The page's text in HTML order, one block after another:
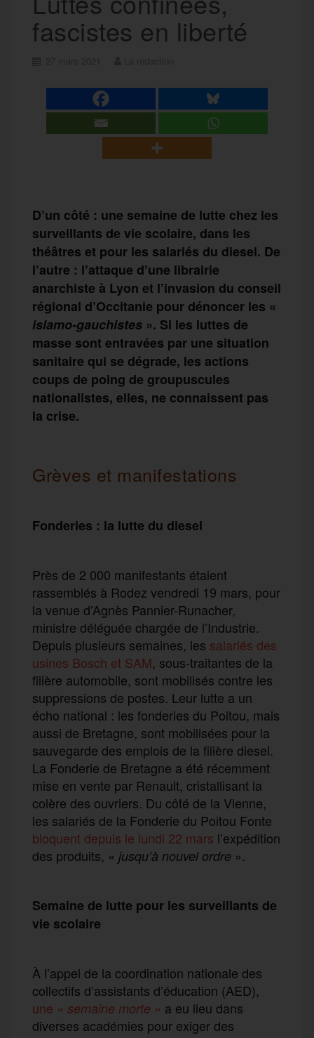
fascistes en liberté
D’un côté : une semaine de lutte chez les
surveillants de vie scolaire, dans les
théâtres et pour les salariés du diesel. De
l’autre : l’attaque d’une librairie
anarchiste à Lyon et l’invasion du conseil
régional d’Occitanie pour dénoncer les «
islamo-gauchistes ». Si les luttes de
masse sont entravées par une situation
sanitaire qui se dégrade, les actions
coups de poing de groupuscules
nationalistes, elles, ne connaissent pas
la crise.
Grèves et manifestations
Fonderies : la lutte du diesel
Près de 2 000 manifestants étaient
rassemblés à Rodez vendredi 19 mars, pour
la venue d’Agnès Pannier-Runacher,
ministre déléguée chargée de l’Industrie.
Depuis plusieurs semaines, les salariés des
usines Bosch et SAM, sous-traitantes de la
filière automobile, sont mobilisés contre les
suppressions de postes. Leur lutte a un
écho national : les fonderies du Poitou, mais
aussi de Bretagne, sont mobilisées pour la
sauvegarde des emplois de la filière diesel.
La Fonderie de Bretagne a été récemment
mise en vente par Renault, cristallisant la
colère des ouvriers. Du côté de la Vienne,
les salariés de la Fonderie du Poitou Fonte
bloquent depuis le lundi 22 mars l’expédition
des produits, « jusqu’à nouvel ordre ».
Semaine de lutte pour les surveillants de
vie scolaire
À l’appel de la coordination nationale des
collectifs d’assistants d’éducation (AED),
une « semaine morte » a eu lieu dans
diverses académies pour exiger des